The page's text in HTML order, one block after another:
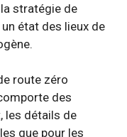
stratégie de
état des lieux de
route zéro
des
les détails de
que pour les